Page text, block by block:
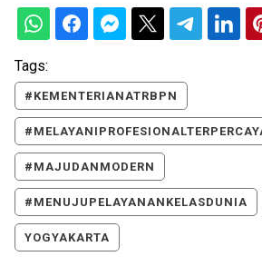
Tags:
#KEMENTERIANATRBPN
#MAJUDANMODERN
#MENUJUPELAYANANKELASDUNIA
YOGYAKARTA